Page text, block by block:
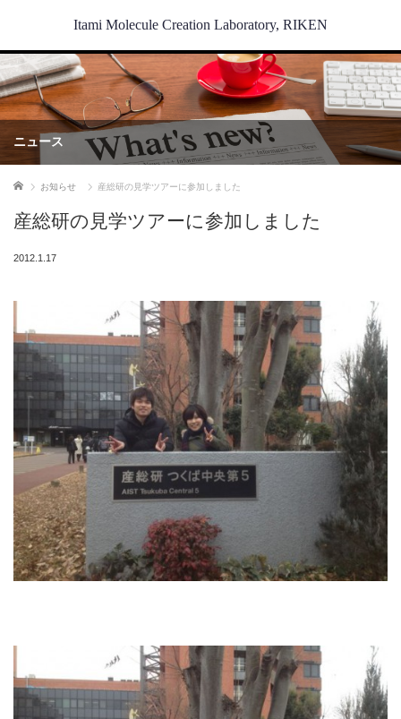
Itami Molecule Creation Laboratory, RIKEN
ニュース
ホーム お知らせ 産総研の見学ツアーに参加しました
産総研の見学ツアーに参加しました
2012.1.17